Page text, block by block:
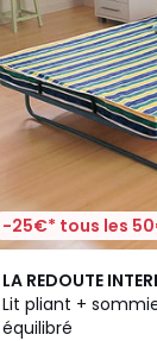
-25€* tous les
LA REDOUTE
Lit pliant +
équilibré
4,2
/ 5